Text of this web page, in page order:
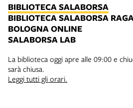
BIBLIOTECA SALABORSA
BIBLIOTECA SALABORSA
BOLOGNA ONLINE
SALABORSA LAB
La biblioteca oggi apre alle 09:00 e
sarà chiusa.
Leggi tutti gli orari.